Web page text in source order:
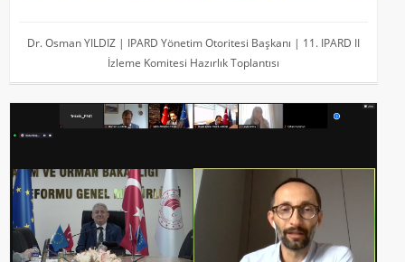
Dr. Osman YILDIZ | IPARD Yönetim Otoritesi Başkanı | 11. IPARD II
İzleme Komitesi Hazırlık Toplantısı